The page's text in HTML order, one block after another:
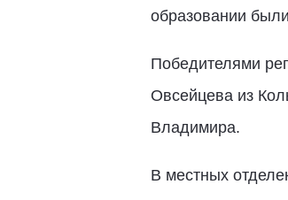
образовании
Победителями
Овсейцева из
Владимира.
В местных